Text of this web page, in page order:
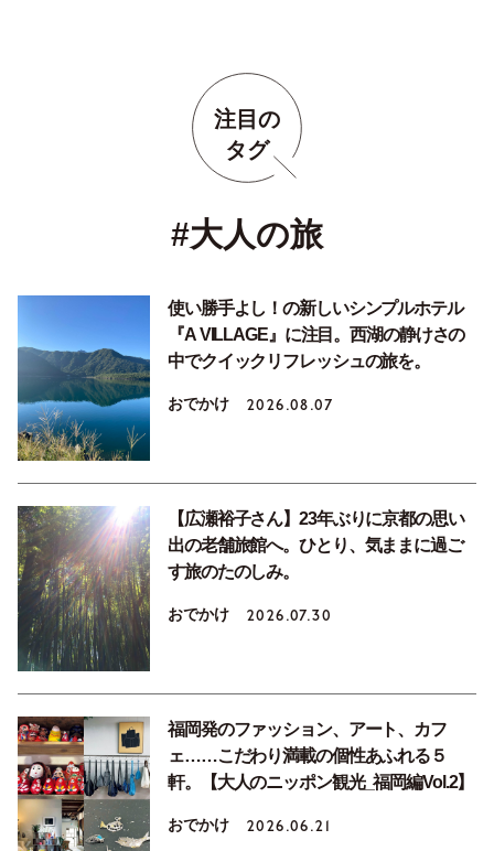
注目の
タグ
#大人の旅
使い勝手よし！の新しいシンプルホテル
『A VILLAGE』に注目。西湖の静けさの
中でクイックリフレッシュの旅を。
おでかけ 2026.08.07
【広瀬裕子さん】23年ぶりに京都の思い
出の老舗旅館へ。ひとり、気ままに過ご
す旅のたのしみ。
おでかけ 2026.07.30
福岡発のファッション、アート、カフ
ェ……こだわり満載の個性あふれる５
軒。【大人のニッポン観光_福岡編Vol.2】
おでかけ 2026.06.21